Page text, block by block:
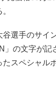
選手のサイ
」の文字が記
スペシャル